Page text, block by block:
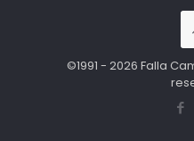
©1991 - 2026 Falla